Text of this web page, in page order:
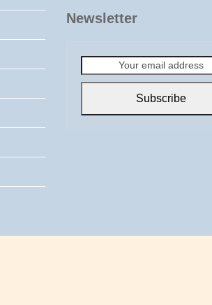
Newsletter
email
Subscribe